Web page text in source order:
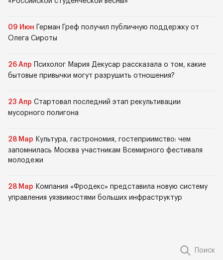
09 Июн
Герман Греф получил публичную поддержку от
Олега Сироты
26 Апр
Психолог Мария Декусар рассказала о том, какие
бытовые привычки могут разрушить отношения?
23 Апр Стартовал последний этап рекультивации
мусорного полигона
28 Мар Культура, гастрономия, гостеприимство: чем
запомнилась Москва участникам Всемирного фестиваля
молодежи
28 Мар Компания «Фродекс» представила новую систему
управления уязвимостями больших инфраструктур
Поиск